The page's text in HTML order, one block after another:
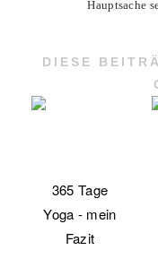
Hauptsache
DIESE
365 Tage
Yoga - mein
Fazit